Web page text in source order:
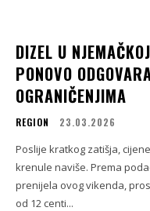
DIZEL U
PONOVO
OGRANIČENJIMA
REGION 23.03.2026
Poslije kratkog zatišja,
krenule naviše. Prema
prenijela ovog vikenda,
od 12 centi...